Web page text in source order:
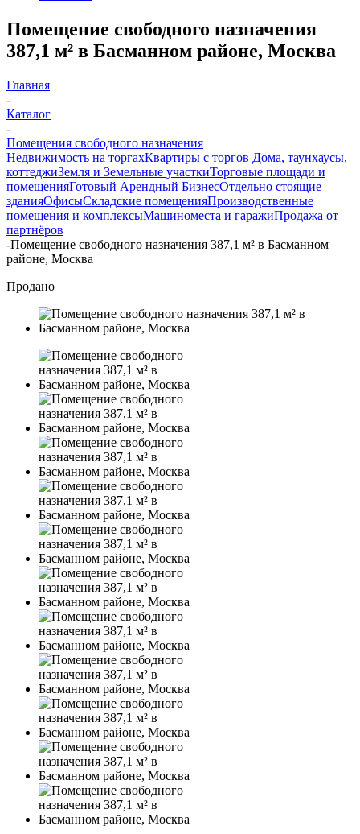
Помещение свободного назначения
387,1 м² в Басманном районе, Москва
Главная
-
Каталог
-
Помещения свободного назначения
Недвижимость на торгахКвартиры с торгов Дома, таунхаусы,
коттеджиЗемля и Земельные участкиТорговые площади и
помещенияГотовый Арендный БизнесОтдельно стоящие
зданияОфисыСкладские помещенияПроизводственные
помещения и комплексыМашиноместа и гаражиПродажа от
партнёров
-Помещение свободного назначения 387,1 м² в Басманном
районе, Москва
Продано